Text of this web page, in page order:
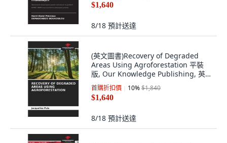
$1,640
8/18 預計送達
(英文圖書)Recovery of Degraded
Areas Using Agroforestation 平裝
版, Our Knowledge Publishing, 英
文
首購折扣價 10%$1,840
$1,640
8/18 預計送達